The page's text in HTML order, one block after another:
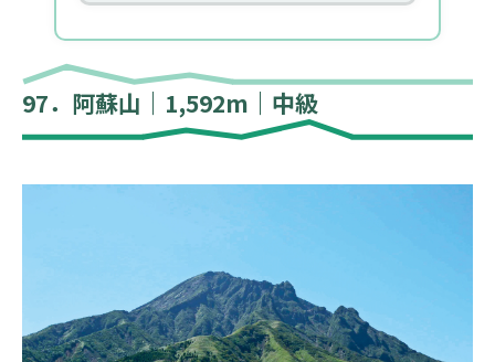
97．阿蘇山｜1,592m｜中級